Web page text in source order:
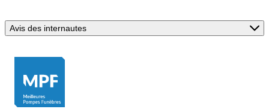
Avis des internautes